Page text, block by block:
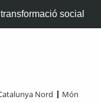
social
Nord Món